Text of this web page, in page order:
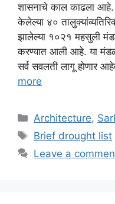
शासनाचे काल काढला आहे.
केलेल्या ४०
झालेल्या १०२१ महसुली
करण्यात आली आहे. या
सर्व सवलती लागू होणार
more
Categories
Architecture,
Tags
Brief drought list
Leave a